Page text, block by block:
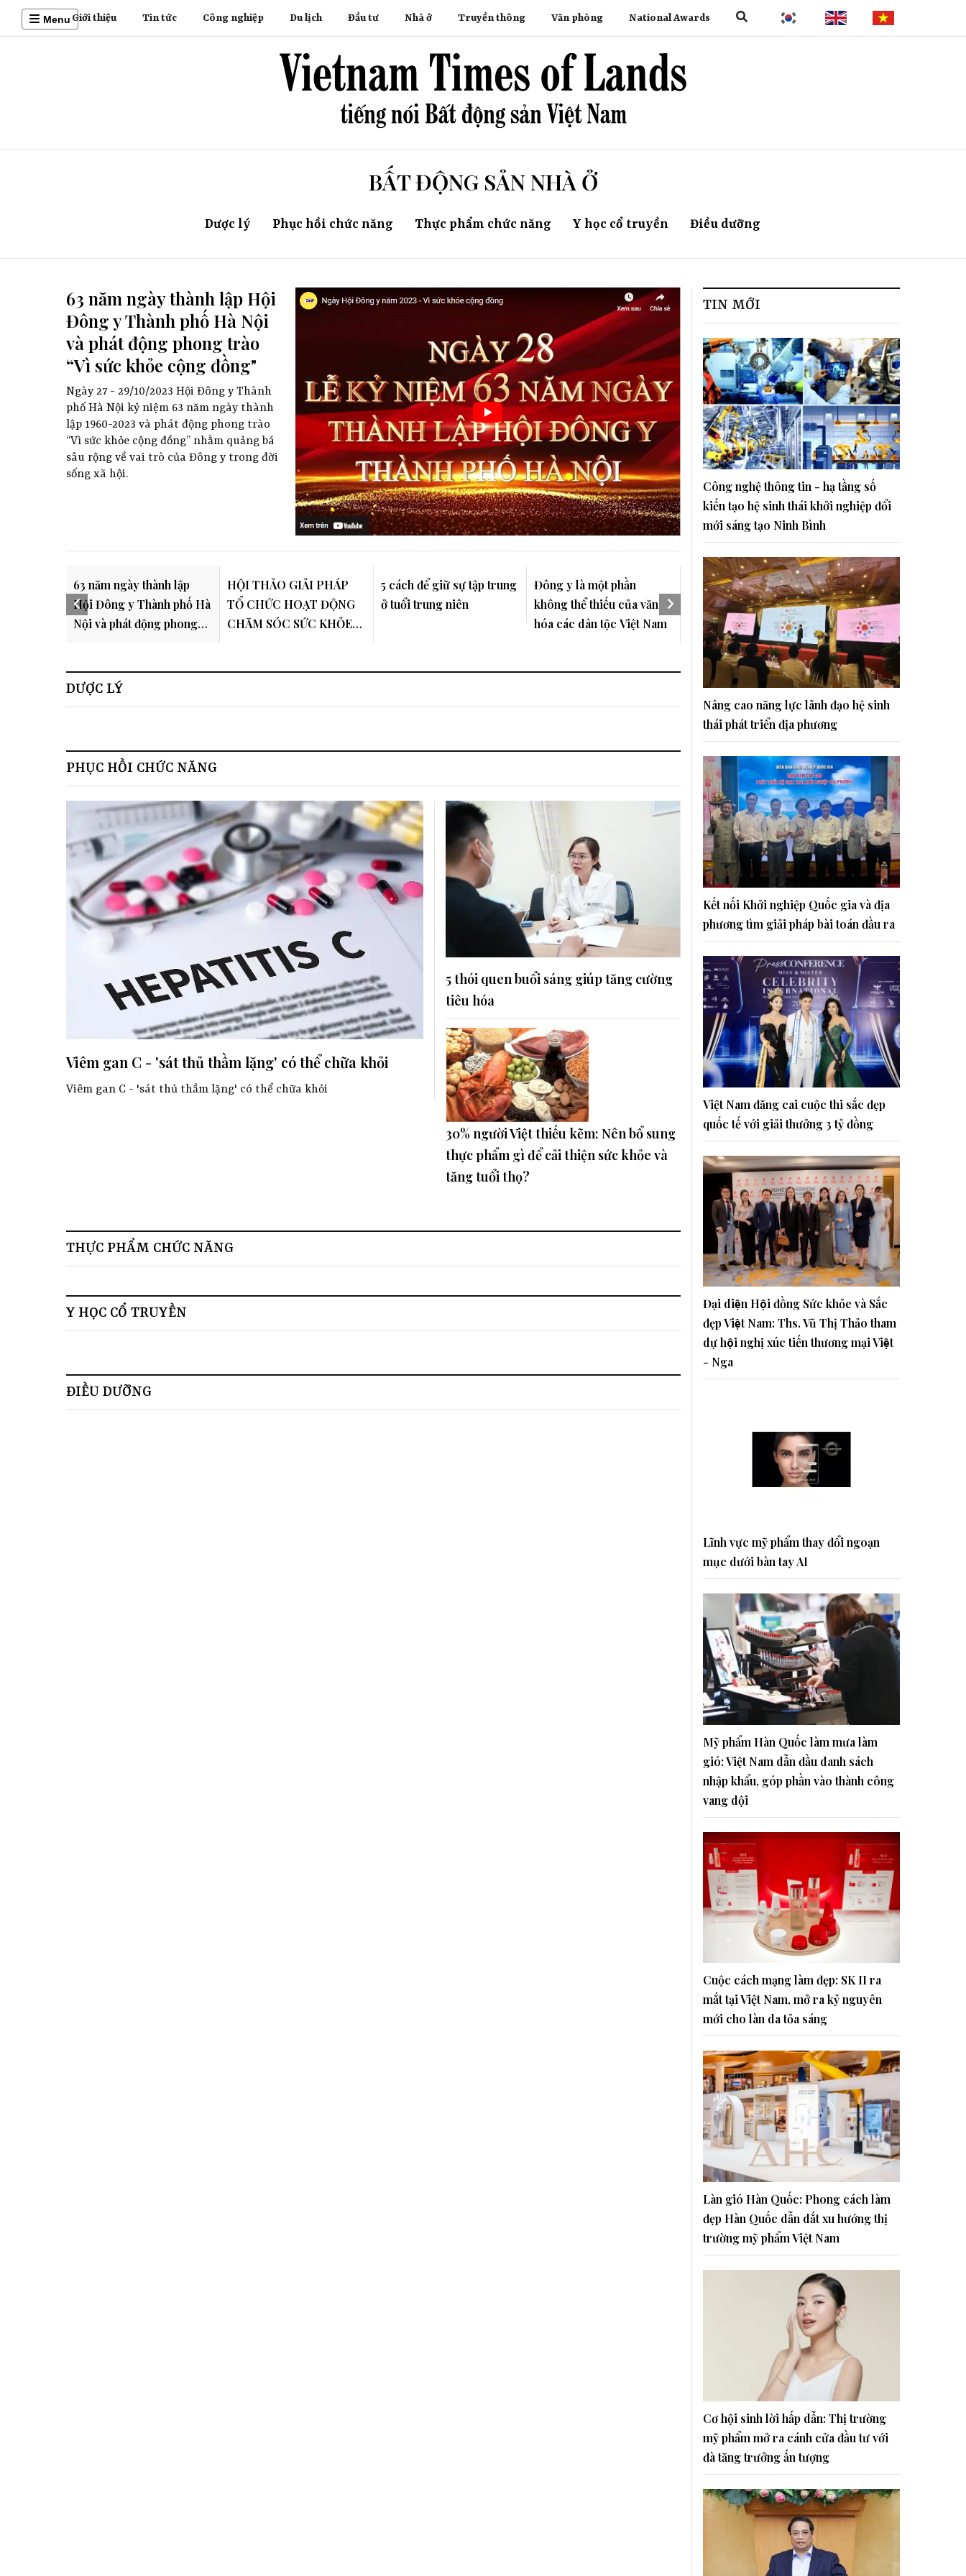
Menu Giới thiệu Tin tức Công nghiệp Du lịch Đầu tư Nhà ở Truyền thông Văn phòng National Awards
BẤT ĐỘNG SẢN NHÀ Ở
Dược lý Phục hồi chức năng Thực phẩm chức năng Y học cổ truyền Điều dưỡng
63 năm ngày thành lập Hội
Đông y Thành phố Hà Nội
và phát động phong trào
“Vì sức khỏe cộng đồng"
Ngày 27 - 29/10/2023 Hội Đông y Thành
phố Hà Nội kỷ niệm 63 năm ngày thành
lập 1960-2023 và phát động phong trào
“Vì sức khỏe cộng đồng” nhằm quảng bá
sâu rộng về vai trò của Đông y trong đời
sống xã hội.
63 năm ngày thành lập
Hội Đông y Thành phố Hà
Nội và phát động phong
HỘI THẢO GIẢI PHÁP
TỔ CHỨC HOẠT ĐỘNG
CHĂM SÓC SỨC KHỎE
5 cách để giữ sự tập trung
ở tuổi trung niên
Đông y là một phần
không thể thiếu của văn
hóa các dân tộc Việt Nam
DƯỢC LÝ
PHỤC HỒI CHỨC NĂNG
Viêm gan C - 'sát thủ thầm lặng' có thể chữa khỏi
Viêm gan C - 'sát thủ thầm lặng' có thể chữa khỏi
5 thói quen buổi sáng giúp tăng cường
tiêu hóa
30% người Việt thiếu kẽm: Nên bổ sung
thực phẩm gì để cải thiện sức khỏe và
tăng tuổi thọ?
THỰC PHẨM CHỨC NĂNG
Y HỌC CỔ TRUYỀN
ĐIỀU DƯỠNG
TIN MỚI
Công nghệ thông tin - hạ tầng số
kiến tạo hệ sinh thái khởi nghiệp đổi
mới sáng tạo Ninh Bình
Nâng cao năng lực lãnh đạo hệ sinh
thái phát triển địa phương
Kết nối Khởi nghiệp Quốc gia và địa
phương tìm giải pháp bài toán đầu ra
Việt Nam đăng cai cuộc thi sắc đẹp
quốc tế với giải thưởng 3 tỷ đồng
Đại diện Hội đồng Sức khỏe và Sắc
đẹp Việt Nam: Ths. Vũ Thị Thảo tham
dự hội nghị xúc tiến thương mại Việt
- Nga
Lĩnh vực mỹ phẩm thay đổi ngoạn
mục dưới bàn tay AI
Mỹ phẩm Hàn Quốc làm mưa làm
gió: Việt Nam dẫn đầu danh sách
nhập khẩu, góp phần vào thành công
vang dội
Cuộc cách mạng làm đẹp: SK II ra
mắt tại Việt Nam, mở ra kỷ nguyên
mới cho làn da tỏa sáng
Làn gió Hàn Quốc: Phong cách làm
đẹp Hàn Quốc dẫn dắt xu hướng thị
trường mỹ phẩm Việt Nam
Cơ hội sinh lời hấp dẫn: Thị trường
mỹ phẩm mở ra cánh cửa đầu tư với
đà tăng trưởng ấn tượng